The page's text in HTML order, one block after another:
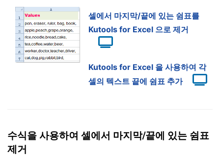
셀에서 마지막/끝에 있는 쉼표를
Kutools for Excel 으로 제거
Kutools for Excel 을 사용하여 각
셀의 텍스트 끝에 쉼표 추가
수식을 사용하여 셀에서 마지막/끝에 있는 쉼표
제거